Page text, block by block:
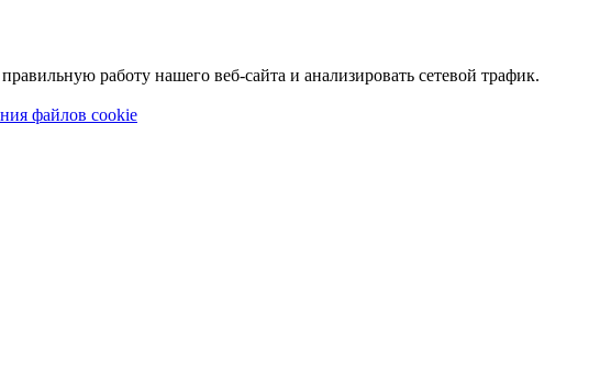
работу нашего веб-сайта и анализировать сетевой трафик.
файлов cookie